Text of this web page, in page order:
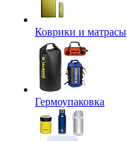
Коврики и матрасы
Гермоупаковка